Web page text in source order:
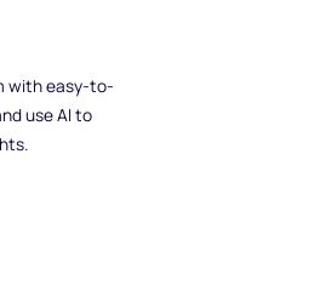
with easy-to-
use AI to